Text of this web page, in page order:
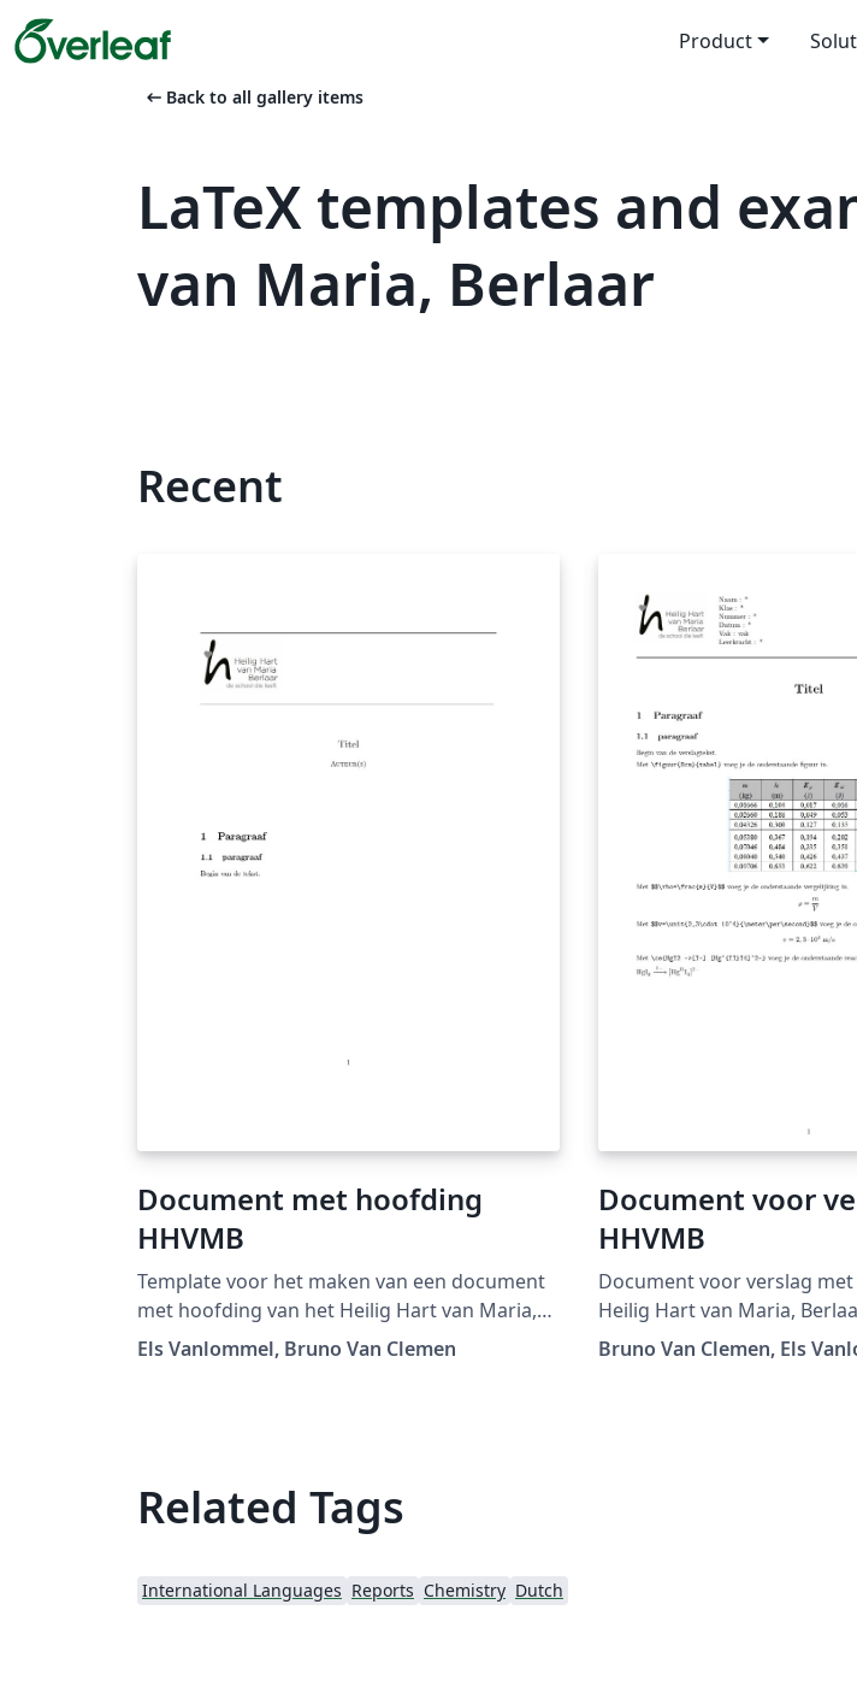
Product
arrow_left_alt Back to all gallery items
LaTeX templates and
van Maria, Berlaar
Recent
Document met hoofding
HHVMB
Template voor het maken van een document
met hoofding van het Heilig Hart van Maria,
Berlaar.
Els Vanlommel, Bruno Van Clemen
Document voor
HHVMB
Document voor verslag
Heilig Hart van Maria,
Bruno Van Clemen, Els
Related Tags
International Languages Reports Chemistry Dutch